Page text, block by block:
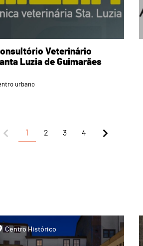
Veterinário
Luzia de Guimarães
urbano
1 2 3 4
Centro Histórico